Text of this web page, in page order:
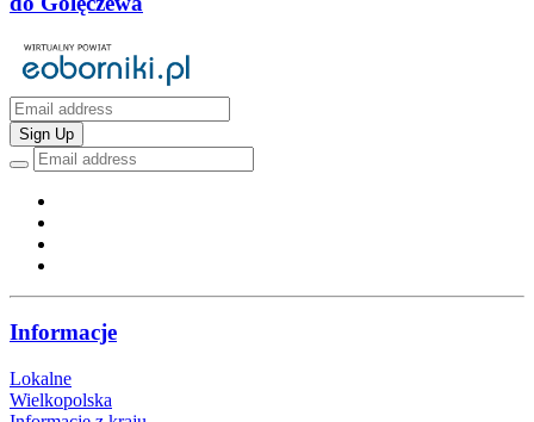
Sign Up
Informacje
Lokalne
Wielkopolska